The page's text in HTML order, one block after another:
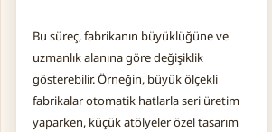
Bu süreç, fabrikanın büyüklüğüne ve
uzmanlık alanına göre değişiklik
gösterebilir. Örneğin, büyük ölçekli
fabrikalar otomatik hatlarla seri üretim
yaparken, küçük atölyeler özel tasarım